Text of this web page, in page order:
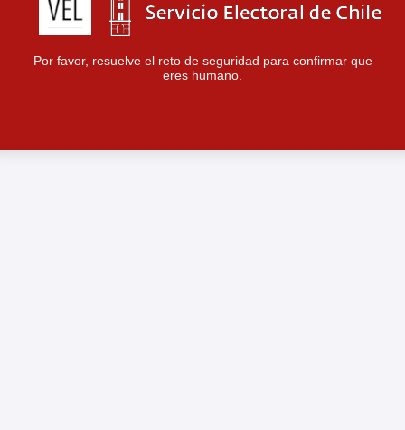
Por favor, resuelve el reto de seguridad para confirmar que
eres humano.